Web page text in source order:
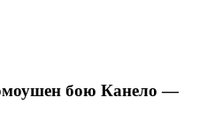
бою Канело —